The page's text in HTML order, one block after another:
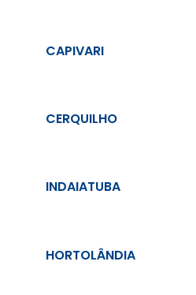
CAPIVARI
CERQUILHO
INDAIATUBA
HORTOLÂNDIA